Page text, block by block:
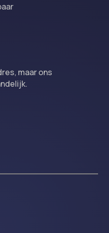
maar ons